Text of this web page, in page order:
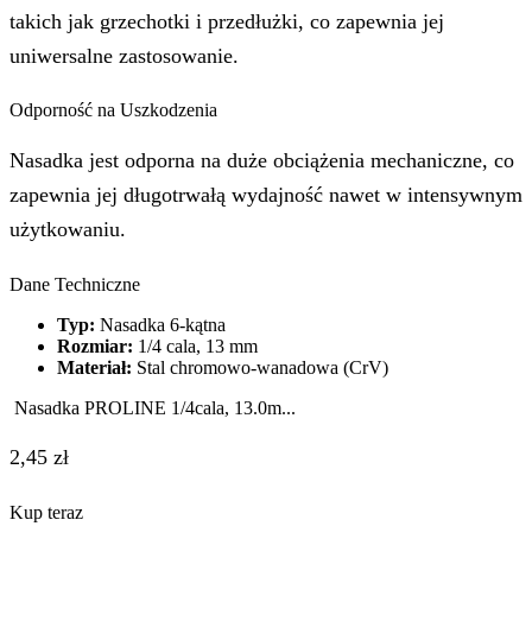
takich jak grzechotki i przedłużki, co zapewnia jej
uniwersalne zastosowanie.
Odporność na Uszkodzenia
Nasadka jest odporna na duże obciążenia mechaniczne, co
zapewnia jej długotrwałą wydajność nawet w intensywnym
użytkowaniu.
Dane Techniczne
Typ: Nasadka 6-kątna
Rozmiar: 1/4 cala, 13 mm
Materiał: Stal chromowo-wanadowa (CrV)
Nasadka PROLINE 1/4cala, 13.0m...
2,45 zł
Kup teraz